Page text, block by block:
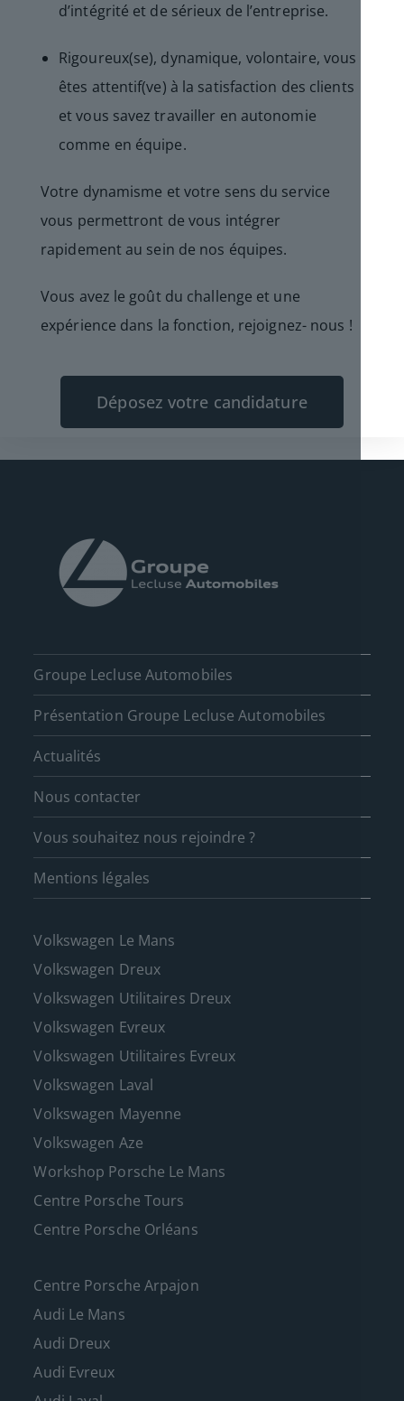
d’intégrité et de sérieux de l’entreprise.
Rigoureux(se), dynamique, volontaire, vous
êtes attentif(ve) à la satisfaction des clients
et vous savez travailler en autonomie
comme en équipe.
Votre dynamisme et votre sens du service
vous permettront de vous intégrer
rapidement au sein de nos équipes.
Vous avez le goût du challenge et une
expérience dans la fonction, rejoignez- nous !
Déposez votre candidature
Groupe Lecluse Automobiles
Présentation Groupe Lecluse Automobiles
Actualités
Nous contacter
Vous souhaitez nous rejoindre ?
Mentions légales
Volkswagen Le Mans
Volkswagen Dreux
Volkswagen Utilitaires Dreux
Volkswagen Evreux
Volkswagen Utilitaires Evreux
Volkswagen Laval
Volkswagen Mayenne
Volkswagen Aze
Workshop Porsche Le Mans
Centre Porsche Tours
Centre Porsche Orléans
Centre Porsche Arpajon
Audi Le Mans
Audi Dreux
Audi Evreux